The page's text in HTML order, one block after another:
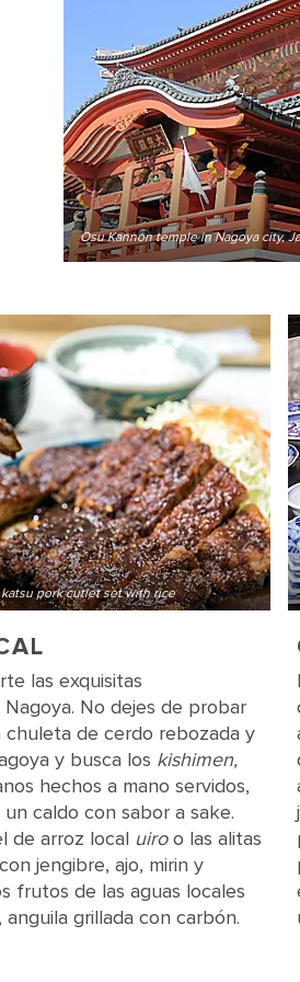
Osu Kannon temple in Nagoya city,
pork cutlet set with rice
las exquisitas
No dejes de probar
chuleta de cerdo rebozada y
y busca los kishimen,
hechos a mano servidos,
caldo con sabor a sake.
de arroz local uiroo las alitas
jengibre, ajo, mirin y
frutos de las aguas locales
anguila grillada con carbón.